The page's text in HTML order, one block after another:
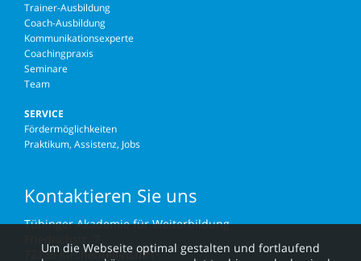
Trainer-Ausbildung
Coach-Ausbildung
Kommunikationsexperte
Coachingpraxis
Seminare
Team
SERVICE
Fördermöglichkeiten
Praktikum, Assistenz, Jobs
Kontaktieren Sie uns
Tübinger Akademie für Weiterbildung
72138 Kirchentellinsfurt
Um die Webseite optimal gestalten und fortlaufend